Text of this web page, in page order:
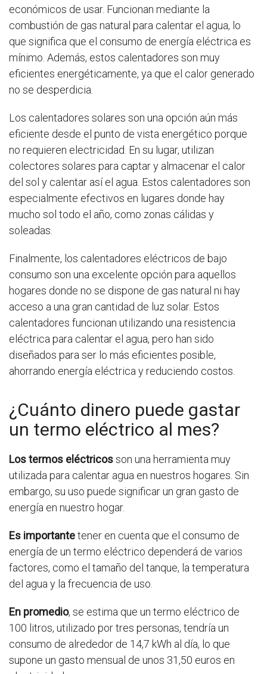
económicos de usar. Funcionan mediante la
combustión de gas natural para calentar el agua, lo
que significa que el consumo de energía eléctrica es
mínimo. Además, estos calentadores son muy
eficientes energéticamente, ya que el calor generado
no se desperdicia.
Los calentadores solares son una opción aún más
eficiente desde el punto de vista energético porque
no requieren electricidad. En su lugar, utilizan
colectores solares para captar y almacenar el calor
del sol y calentar así el agua. Estos calentadores son
especialmente efectivos en lugares donde hay
mucho sol todo el año, como zonas cálidas y
soleadas.
Finalmente, los calentadores eléctricos de bajo
consumo son una excelente opción para aquellos
hogares donde no se dispone de gas natural ni hay
acceso a una gran cantidad de luz solar. Estos
calentadores funcionan utilizando una resistencia
eléctrica para calentar el agua, pero han sido
diseñados para ser lo más eficientes posible,
ahorrando energía eléctrica y reduciendo costos.
¿Cuánto dinero puede gastar
un termo eléctrico al mes?
Los termos eléctricosson una herramienta muy
utilizada para calentar agua en nuestros hogares. Sin
embargo, su uso puede significar un gran gasto de
energía en nuestro hogar.
Es importantetener en cuenta que el consumo de
energía de un termo eléctrico dependerá de varios
factores, como el tamaño del tanque, la temperatura
del agua y la frecuencia de uso.
En promedio, se estima que un termo eléctrico de
100 litros, utilizado por tres personas, tendría un
consumo de alrededor de 14,7 kWh al día, lo que
supone un gasto mensual de unos 31,50 euros en